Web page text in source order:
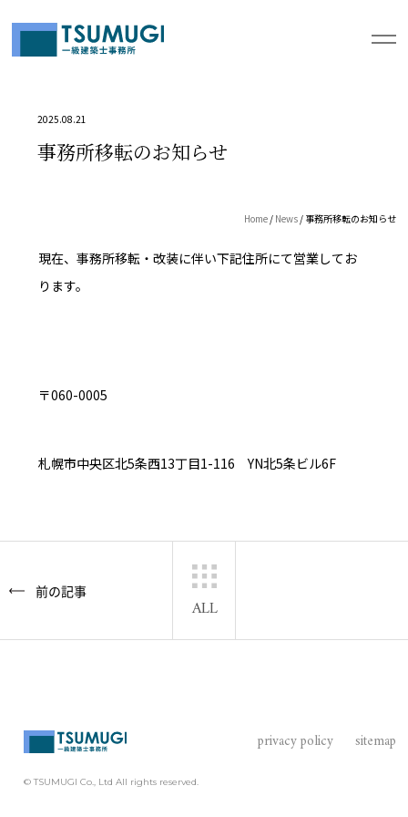
2025.08.21
事務所移転のお知らせ
Home/ News/ 事務所移転のお知らせ
現在、事務所移転・改装に伴い下記住所にて営業してお
ります。
〒060-0005
札幌市中央区北5条西13丁目1-116 YN北5条ビル6F
前の記事
ALL
privacy policy sitemap
© TSUMUGI Co., Ltd All rights reserved.